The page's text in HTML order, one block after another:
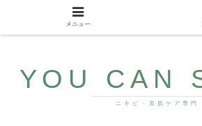
メニュー